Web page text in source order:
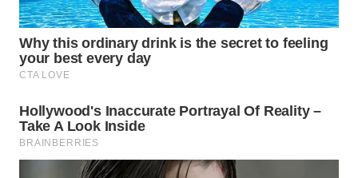
WN
TAPANULI
UTARA
WN
WN
PADANG